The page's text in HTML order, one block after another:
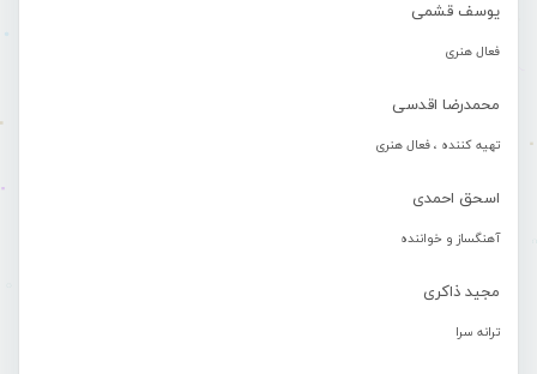
یوسف قشمی
فعال هنری
محمدرضا اقدسی
تهیه کننده ، فعال هنری
اسحق احمدی
آهنگساز و خواننده
مجید ذاکری
ترانه سرا